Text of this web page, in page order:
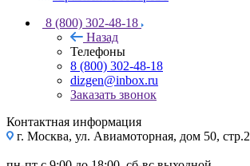
8 (800) 302-48-18
Назад
Телефоны
8 (800) 302-48-18
dizgen@inbox.ru
Заказать звонок
Контактная информация
г. Москва, ул. Авиамоторная, дом 50, стр.2